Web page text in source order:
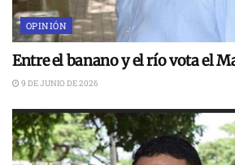
OPINIÓN
Entre el banano y el río vota el
9 DE JUNIO DE 2026